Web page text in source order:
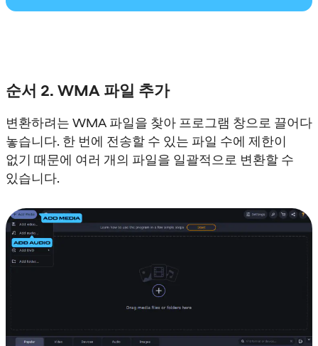
순서 2. WMA 파일 추가
변환하려는 WMA 파일을 찾아 프로그램 창으로 끌어다
놓습니다. 한 번에 전송할 수 있는 파일 수에 제한이
없기 때문에 여러 개의 파일을 일괄적으로 변환할 수
있습니다.